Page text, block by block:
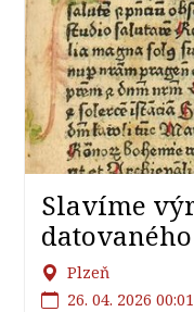
Slavíme
Plzeň
26. 04. 2026